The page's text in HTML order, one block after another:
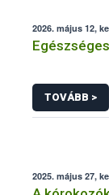
2026. május 12,
TOVÁBB >
2025. május 27,